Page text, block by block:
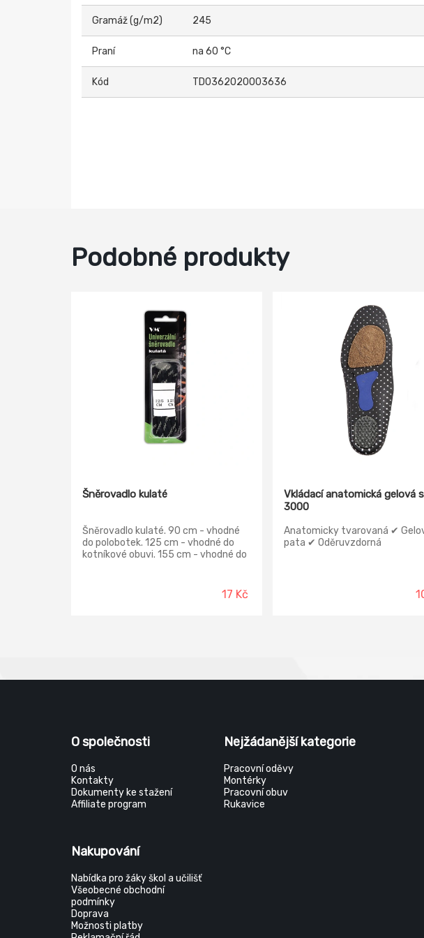
Gramáž (g/m2) 245
Praní na 60 °C
Kód TD0362020003636
Podobné produkty
Šněrovadlo kulaté
Šněrovadlo kulaté. 90 cm - vhodné
do polobotek. 125 cm - vhodné do
kotníkové obuvi. 155 cm - vhodné do
17 Kč
Vkládací anatomická gelová
3000
Anatomicky tvarovaná ✔
pata ✔ Oděruvzdorná
O společnosti
O nás
Kontakty
Dokumenty ke stažení
Affiliate program
Nakupování
Nabídka pro žáky škol a učilišť
Všeobecné obchodní
podmínky
Doprava
Možnosti platby
Nejžádanější kategorie
Pracovní oděvy
Montérky
Pracovní obuv
Rukavice